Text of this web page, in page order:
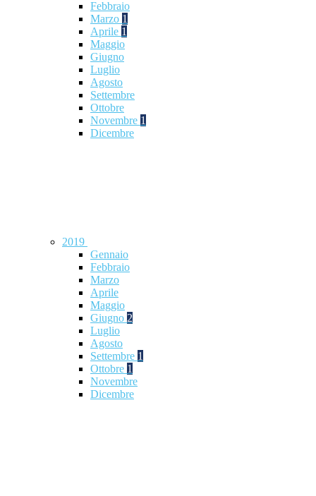
Febbraio
Marzo 1
Aprile 1
Maggio
Giugno
Luglio
Agosto
Settembre
Ottobre
Novembre 1
Dicembre
2019
Gennaio
Febbraio
Marzo
Aprile
Maggio
Giugno 2
Luglio
Agosto
Settembre 1
Ottobre 1
Novembre
Dicembre